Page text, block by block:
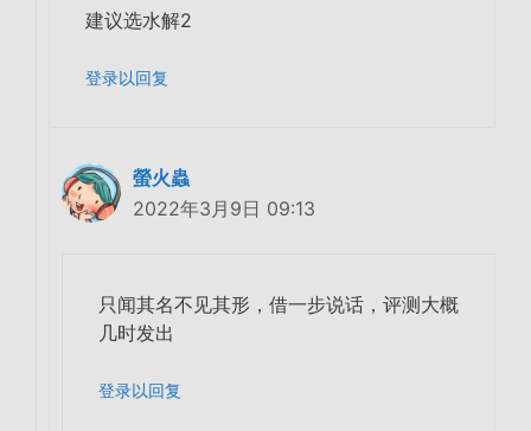
建议选水解2
登录以回复
螢火蟲
2022年3月9日 09:13
只闻其名不见其形，借一步说话，评测大概
几时发出
登录以回复